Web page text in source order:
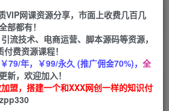
APP下载
GO
正文
365°直播带货·打造营，在电
取胜（14节课）
VIP网课资源分享，市面上收费几百几
部都有！
流技术、电商运营、脚本源码等资源，
费资源课程！
￥79/年，￥99/永久 (推广佣金70%)， 全
新，欢迎加入！
盟，搭建一个和XXX网创一样的知识付